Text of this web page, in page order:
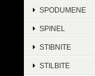
SPODUMENE
SPINEL
STIBNITE
STILBITE